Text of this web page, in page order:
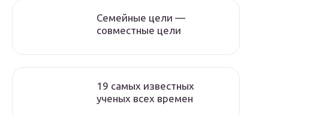
Семейные цели —
совместные цели
19 самых известных
ученых всех времен